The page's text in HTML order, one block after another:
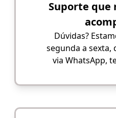
Suporte
Dúvidas?
segunda a sexta,
via WhatsApp,